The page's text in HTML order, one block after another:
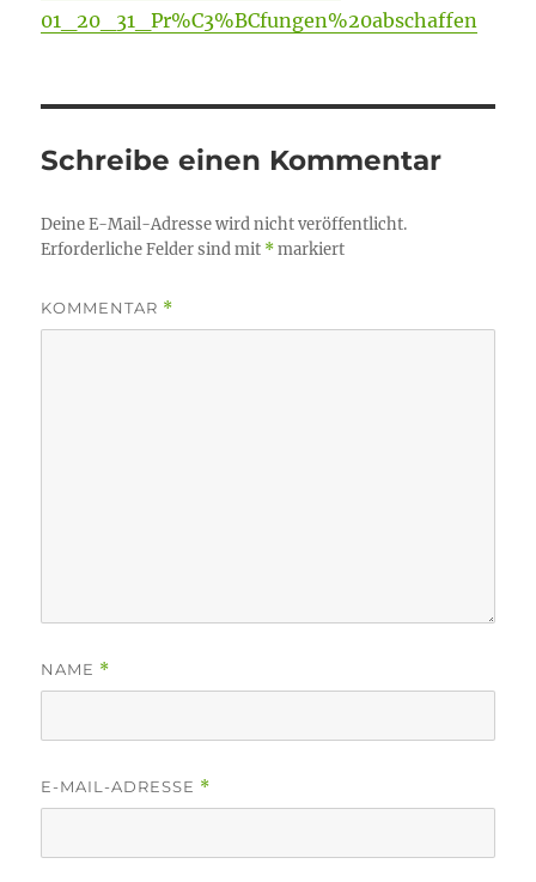
01_20_31_Pr%C3%BCfungen%20abschaffen
Schreibe einen Kommentar
Deine E-Mail-Adresse wird nicht veröffentlicht.
Erforderliche Felder sind mit *markiert
KOMMENTAR *
NAME *
E-MAIL-ADRESSE *